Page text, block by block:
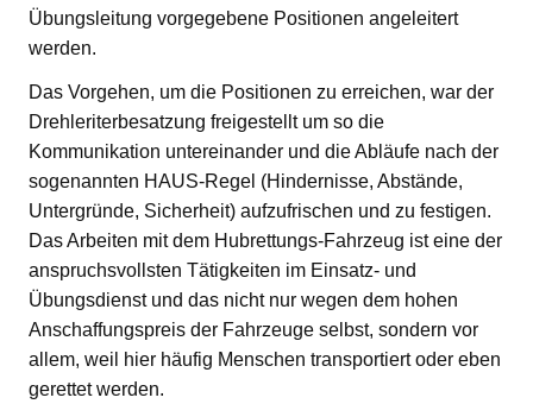
Übungsleitung vorgegebene Positionen angeleitert
werden.
Das Vorgehen, um die Positionen zu erreichen, war der
Drehleriterbesatzung freigestellt um so die
Kommunikation untereinander und die Abläufe nach der
sogenannten HAUS-Regel (Hindernisse, Abstände,
Untergründe, Sicherheit) aufzufrischen und zu festigen.
Das Arbeiten mit dem Hubrettungs-Fahrzeug ist eine der
anspruchsvollsten Tätigkeiten im Einsatz- und
Übungsdienst und das nicht nur wegen dem hohen
Anschaffungspreis der Fahrzeuge selbst, sondern vor
allem, weil hier häufig Menschen transportiert oder eben
gerettet werden.